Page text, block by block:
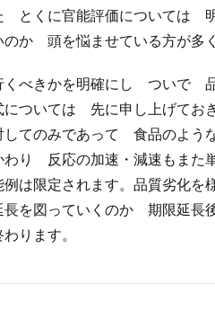
とくに官能評価については
か 頭を悩ませている方が多く
べきかを明確にし ついで
については 先に申し上げて
してのみであって 食品のよう
り 反応の加速・減速もまた
は限定されます。品質劣化
を図っていくのか 期限延長
ります。